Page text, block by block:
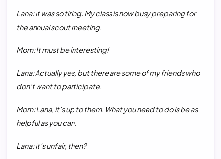
Lana: It was so tiring. My class is now busy preparing for
the annual scout meeting.
Mom: It must be interesting!
Lana: Actually yes, but there are some of my friends who
don’t want to participate.
Mom: Lana, it’s up to them. What you need to do is be as
helpful as you can.
Lana: It’s unfair, then?